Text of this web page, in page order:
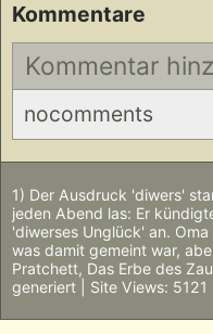
Kommentare
Kommentar
nocomments
1) Der Ausdruck 'diwers'
jeden Abend las: Er
'diwerses Unglück' an.
was damit gemeint war,
Pratchett, Das Erbe des
generiert | Site Views: 5121